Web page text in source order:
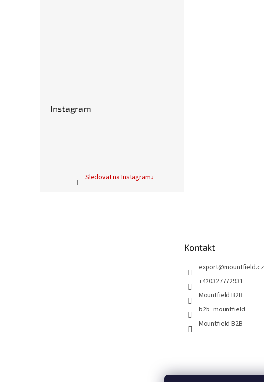
Instagram
Sledovat na Instagramu
Kontakt
export@mountfield.cz
+420327772931
Mountfield B2B
b2b_mountfield
Mountfield B2B